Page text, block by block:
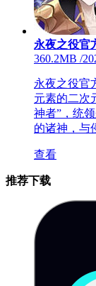
永夜之役官
360.2MB /
永夜之役官
元素的二次
神者”，统
的诸神，与
查看
推荐下载